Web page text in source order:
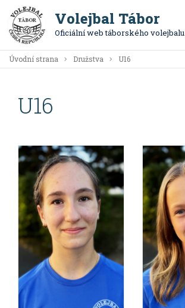
Volejbal Tábor
Oficiální web táborského volejbalu
Úvodní strana Družstva U16
U16